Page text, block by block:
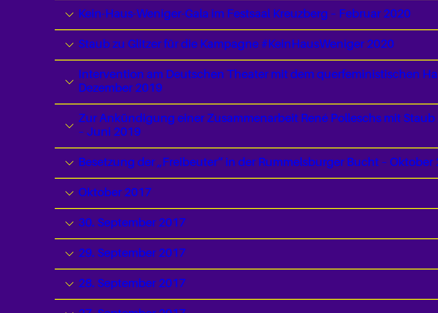
Kein-Haus-Weniger-Gala im Festsaal Kreuzberg – Februar 2020
Staub zu Glitzer für die Kampagne #KeinHausWeniger 2020
Intervention am Deutschen Theater mit dem querfeministischen
Dezember 2019
Zur Ankündigung einer Zusammenarbeit René Polleschs mit
– Juni 2019
Besetzung der „Freibeuter“ in der Rummelsburger Bucht –
Oktober 2017
30. September 2017
29. September 2017
28. September 2017